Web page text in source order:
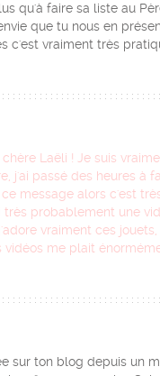
qu'à faire sa liste au
que tu nous en
c'est vraiment très
Laëli ! Je suis
j'ai passé des heures à
message alors c'est
très probablement une
vraiment ces
vidéos me plait
sur ton blog depuis un